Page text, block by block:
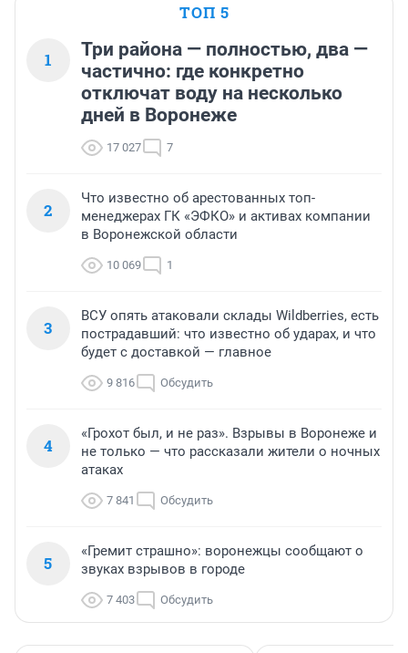
ТОП 5
1
Три района — полностью, два —
частично: где конкретно
отключат воду на несколько
дней в Воронеже
17 027 7
2
Что известно об арестованных топ-
менеджерах ГК «ЭФКО» и активах компании
в Воронежской области
10 069 1
3
ВСУ опять атаковали склады Wildberries, есть
пострадавший: что известно об ударах, и что
будет с доставкой — главное
9 816 Обсудить
4
«Грохот был, и не раз». Взрывы в Воронеже и
не только — что рассказали жители о ночных
атаках
7 841 Обсудить
5
«Гремит страшно»: воронежцы сообщают о
звуках взрывов в городе
7 403 Обсудить